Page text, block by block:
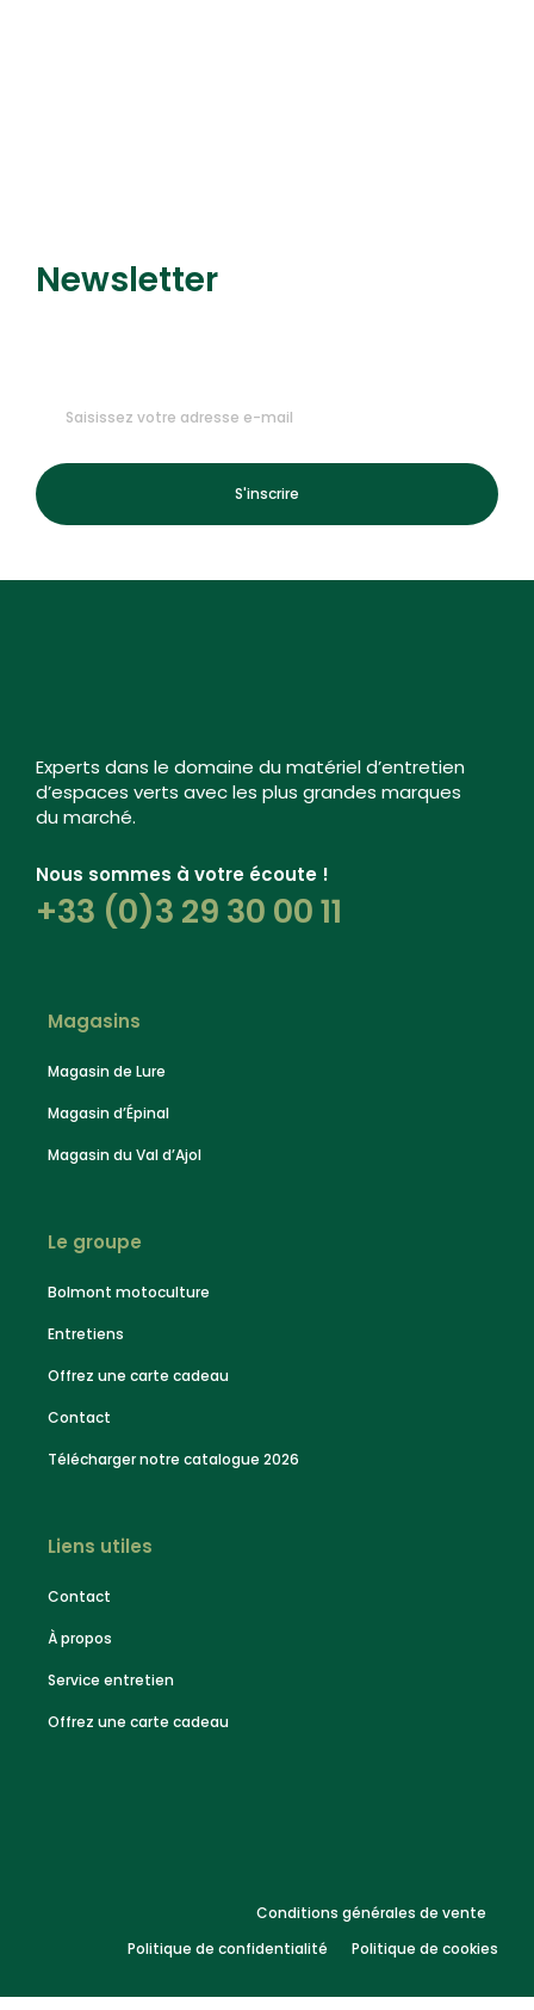
Newsletter
S'inscrire
Experts dans le domaine du matériel d’entretien
d’espaces verts avec les plus grandes marques
du marché.
Nous sommes à votre écoute !
+33 (0)3 29 30 00 11
Magasins
Magasin de Lure
Magasin d’Épinal
Magasin du Val d’Ajol
Le groupe
Bolmont motoculture
Entretiens
Offrez une carte cadeau
Contact
Télécharger notre catalogue 2026
Liens utiles
Contact
À propos
Service entretien
Offrez une carte cadeau
Conditions générales de vente
Politique de confidentialité
Politique de cookies